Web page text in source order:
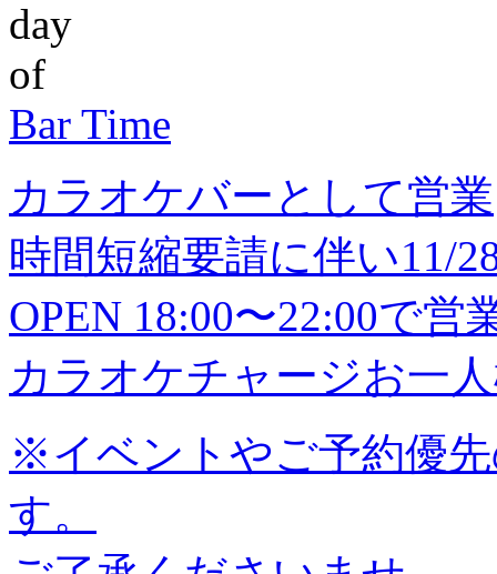
Bar Time
カラオケバーとして営業
時間短縮要請に伴い11/
OPEN 18:00〜22:00で営
カラオケチャージお一
※イベントやご予約優
す。